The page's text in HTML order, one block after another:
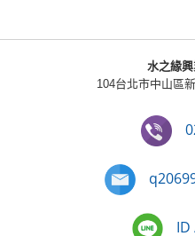
水之緣
104台北市中山區
ID